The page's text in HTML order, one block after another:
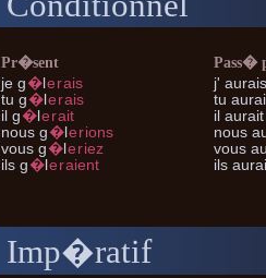
Pr�sent
je g�lerais
tu g�lerais
il g�lerait
nous g�lerions
vous g�leriez
ils g�leraient
Pass�
j'
tu
il
nous
vous
ils
Imp�ratif